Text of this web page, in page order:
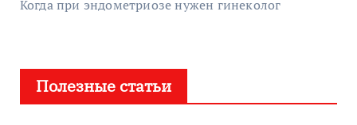
Когда при эндометриозе нужен гинеколог
Полезные статьи